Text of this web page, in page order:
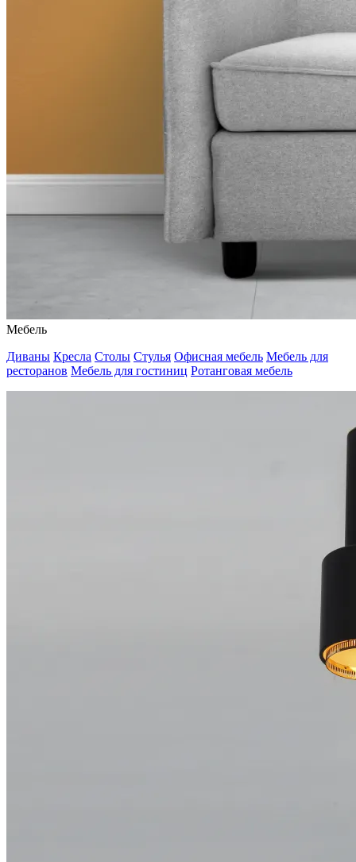
Мебель
Диваны Кресла Столы Стулья Офисная мебель Мебель для
ресторанов Мебель для гостиниц Ротанговая мебель